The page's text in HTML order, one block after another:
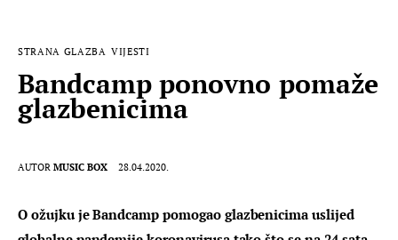
STRANA GLAZBA VIJESTI
Bandcamp ponovno pomaže
glazbenicima
AUTOR MUSIC BOX 28.04.2020.
O ožujku je Bandcamp pomogao glazbenicima uslijed